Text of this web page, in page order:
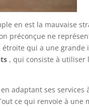
en est la mauvaise
préconçue ne
étroite qui a une grande
, qui consiste à utiliser
adaptant ses
ce qui renvoie à une